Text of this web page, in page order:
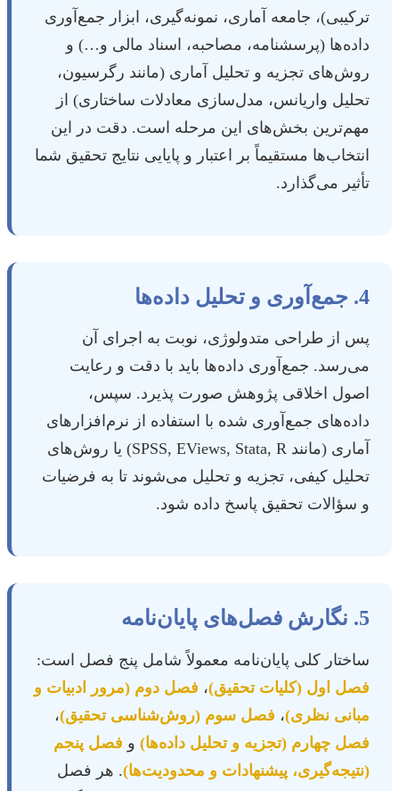
ترکیبی)، جامعه آماری، نمونه‌گیری، ابزار جمع‌آوری
داده‌ها (پرسشنامه، مصاحبه، اسناد مالی و…) و
روش‌های تجزیه و تحلیل آماری (مانند رگرسیون،
تحلیل واریانس، مدل‌سازی معادلات ساختاری) از
مهم‌ترین بخش‌های این مرحله است. دقت در این
انتخاب‌ها مستقیماً بر اعتبار و پایایی نتایج تحقیق شما
تأثیر می‌گذارد.
4. جمع‌آوری و تحلیل داده‌ها
پس از طراحی متدولوژی، نوبت به اجرای آن
می‌رسد. جمع‌آوری داده‌ها باید با دقت و رعایت
اصول اخلاقی پژوهش صورت پذیرد. سپس،
داده‌های جمع‌آوری شده با استفاده از نرم‌افزارهای
آماری (مانند SPSS, EViews, Stata, R) یا روش‌های
تحلیل کیفی، تجزیه و تحلیل می‌شوند تا به فرضیات
و سؤالات تحقیق پاسخ داده شود.
5. نگارش فصل‌های پایان‌نامه
ساختار کلی پایان‌نامه معمولاً شامل پنج فصل است:
فصل اول (کلیات تحقیق)، فصل دوم (مرور ادبیات و
مبانی نظری)، فصل سوم (روش‌شناسی تحقیق)،
فصل چهارم (تجزیه و تحلیل داده‌ها) و فصل پنجم
(نتیجه‌گیری، پیشنهادات و محدودیت‌ها). هر فصل